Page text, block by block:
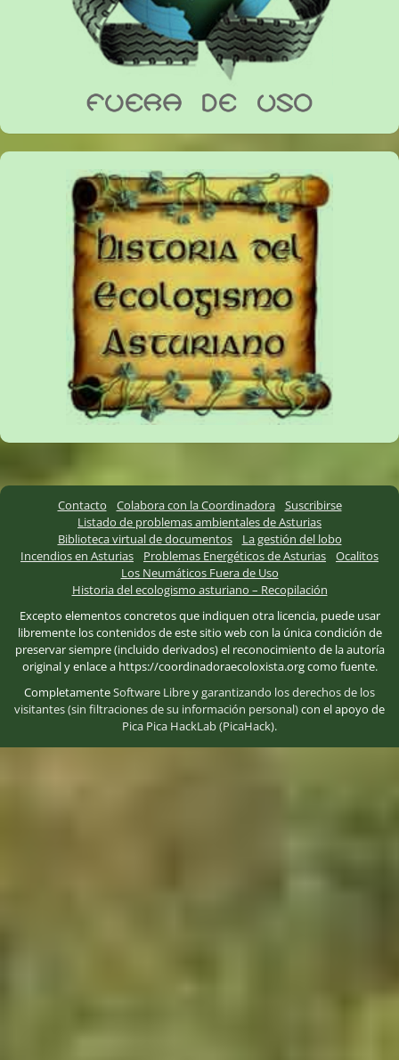
Contacto Colabora con la Coordinadora
Suscribirse
Listado de problemas ambientales de Asturias
Biblioteca virtual de documentos
La gestión del lobo
Incendios en Asturias
Problemas Energéticos de Asturias
Ocalitos
Los Neumáticos Fuera de Uso
Historia del ecologismo asturiano – Recopilación
Excepto elementos concretos que indiquen otra licencia, puede usar
libremente los contenidos de este sitio web con la única condición de
preservar siempre (incluido derivados) el reconocimiento de la autoría
original y enlace a https://coordinadoraecoloxista.org como fuente.
CompletamenteSoftware Libreygarantizando los derechos de los
visitantes (sin filtraciones de su información personal)con el apoyo de
Pica Pica HackLab (PicaHack).